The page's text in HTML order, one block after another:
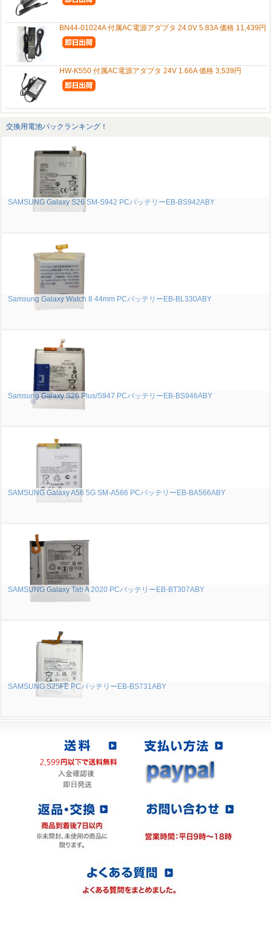
BN44-01024A 付属AC電源アダプタ 24.0V 5.83A 価格 11,439円
HW-K550 付属AC電源アダプタ 24V 1.66A 価格 3,539円
交換用電池パックランキング！
SAMSUNG Galaxy S26 SM-S942 PCバッテリーEB-BS942ABY
Samsung Galaxy Watch 8 44mm PCバッテリーEB-BL330ABY
Samsung Galaxy S26 Plus/S947 PCバッテリーEB-BS946ABY
SAMSUNG Galaxy A56 5G SM-A566 PCバッテリーEB-BA566ABY
SAMSUNG Galaxy Tab A 2020 PCバッテリーEB-BT307ABY
SAMSUNG S25FE PCバッテリーEB-BS731ABY